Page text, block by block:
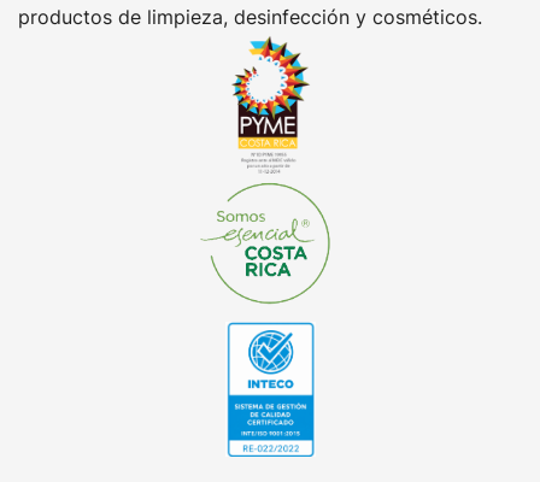
productos de limpieza, desinfección y cosméticos.